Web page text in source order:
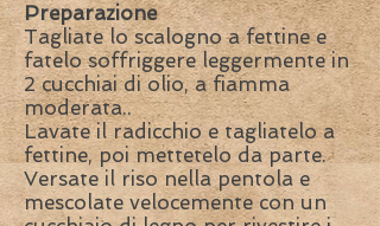
Preparazione
Tagliate lo scalogno a fettine e
fatelo soffriggere leggermente in
2 cucchiai di olio, a fiamma
moderata..
Lavate il radicchio e tagliatelo a
fettine, poi mettetelo da parte.
Versate il riso nella pentola e
mescolate velocemente con un